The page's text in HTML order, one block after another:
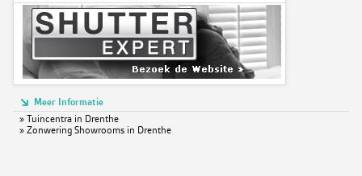
Meer Informatie
» Tuincentra in Drenthe
» Zonwering Showrooms in Drenthe